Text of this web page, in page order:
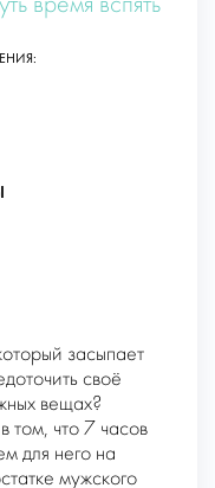
засыпает
своё
вещах?
том, что 7 часов
для него на
мужского